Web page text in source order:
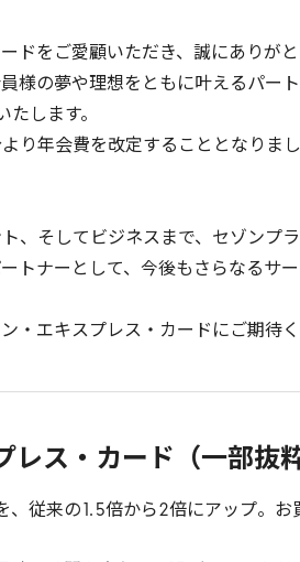
ドをご愛顧いただき、誠にありがと
様の夢や理想をともに叶えるパー
たします。
り年会費を改定することとなりま
、そしてビジネスまで、セゾンプ
トナーとして、今後もさらなるサ
・エキスプレス・カードにご期待く
ス・カード（一部抜粋
、従来の . 5倍から 2倍にアップ。お